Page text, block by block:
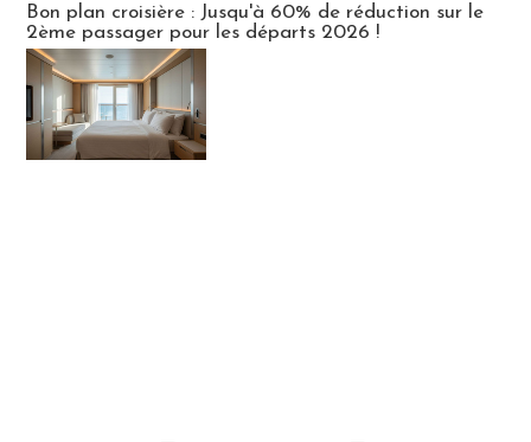
Bon plan croisière : Jusqu'à 60% de réduction sur le
2ème passager pour les départs 2026 !